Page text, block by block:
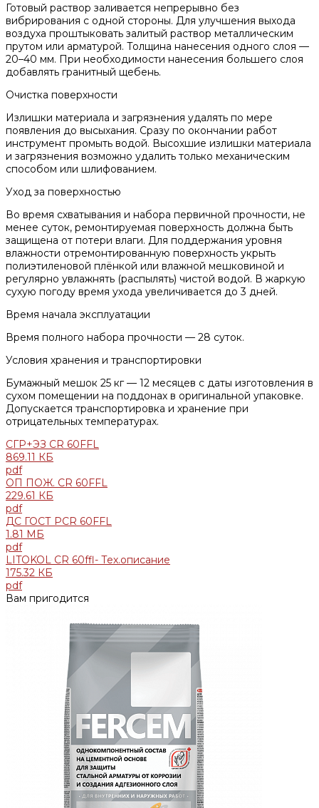
Готовый раствор заливается непрерывно без
вибрирования с одной стороны. Для улучшения выхода
воздуха проштыковать залитый раствор металлическим
прутом или арматурой. Толщина нанесения одного слоя —
20–40 мм. При необходимости нанесения большего слоя
добавлять гранитный щебень.
Очистка поверхности
Излишки материала и загрязнения удалять по мере
появления до высыхания. Сразу по окончании работ
инструмент промыть водой. Высохшие излишки материала
и загрязнения возможно удалить только механическим
способом или шлифованием.
Уход за поверхностью
Во время схватывания и набора первичной прочности, не
менее суток, ремонтируемая поверхность должна быть
защищена от потери влаги. Для поддержания уровня
влажности отремонтированную поверхность укрыть
полиэтиленовой плёнкой или влажной мешковиной и
регулярно увлажнять (распылять) чистой водой. В жаркую
сухую погоду время ухода увеличивается до 3 дней.
Время начала эксплуатации
Время полного набора прочности — 28 суток.
Условия хранения и транспортировки
Бумажный мешок 25 кг — 12 месяцев с даты изготовления в
сухом помещении на поддонах в оригинальной упаковке.
Допускается транспортировка и хранение при
отрицательных температурах.
СГР+ЭЗ CR 60FFL
869.11 КБ
pdf
ОП ПОЖ. CR 60FFL
229.61 КБ
pdf
ДС ГОСТ РCR 60FFL
1.81 МБ
pdf
LITOKOL CR 60ffl- Тех.описание
175.32 КБ
pdf
Вам пригодится